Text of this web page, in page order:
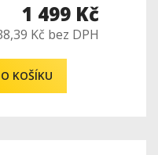
1 499 Kč
Kč bez DPH
KOŠÍKU